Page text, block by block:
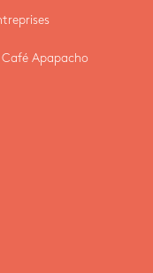
Café Apapacho